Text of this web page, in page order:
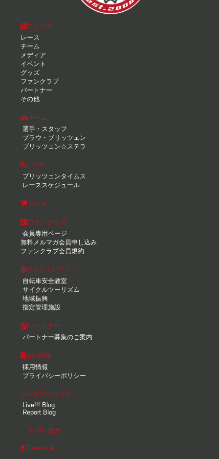
ニュース
レース
チーム
メディア
イベント
グッズ
ファンクラブ
パートナー
その他
チーム
選手・スタッフ
ブラウ・ブリッツェン
ブリッツェン☆ステラ
レース
ブリッツェンタイムス
レーススケジュール
グッズ
ファンクラブ
会員専用ページ
無料メルマガ会員申し込み
ファンクラブ会員規約
サステナビリティ
自転車安全教室
サイクルツーリズム
地域振興
指定管理施設
パートナー
パートナー募集のご案内
会社情報
採用情報
プライバシーポリシー
レースアーカイブ
Live!!! Blog
Report Blog
お問い合せ
Facebook